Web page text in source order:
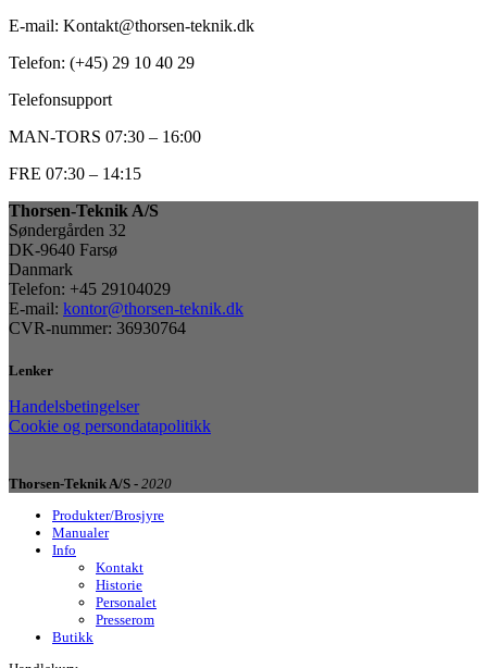
E-mail: Kontakt@thorsen-teknik.dk
Telefon: (+45) 29 10 40 29
Telefonsupport
MAN-TORS 07:30 – 16:00
FRE 07:30 – 14:15
Thorsen-Teknik A/S
Søndergården 32
DK-9640 Farsø
Danmark
Telefon: +45 29104029
E-mail: kontor@thorsen-teknik.dk
CVR-nummer: 36930764
Lenker
Handelsbetingelser
Cookie og persondatapolitikk
Thorsen-Teknik A/S - 2020
Produkter/Brosjyre
Manualer
Info
Kontakt
Historie
Personalet
Presserom
Butikk